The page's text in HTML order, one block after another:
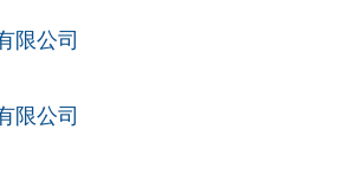
限公司
限公司